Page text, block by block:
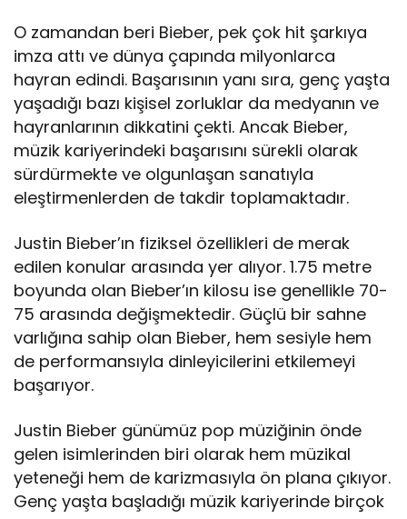
O zamandan beri Bieber, pek çok hit şarkıya
imza attı ve dünya çapında milyonlarca
hayran edindi. Başarısının yanı sıra, genç yaşta
yaşadığı bazı kişisel zorluklar da medyanın ve
hayranlarının dikkatini çekti. Ancak Bieber,
müzik kariyerindeki başarısını sürekli olarak
sürdürmekte ve olgunlaşan sanatıyla
eleştirmenlerden de takdir toplamaktadır.
Justin Bieber’ın fiziksel özellikleri de merak
edilen konular arasında yer alıyor. 1.75 metre
boyunda olan Bieber’ın kilosu ise genellikle 70-
75 arasında değişmektedir. Güçlü bir sahne
varlığına sahip olan Bieber, hem sesiyle hem
de performansıyla dinleyicilerini etkilemeyi
başarıyor.
Justin Bieber günümüz pop müziğinin önde
gelen isimlerinden biri olarak hem müzikal
yeteneği hem de karizmasıyla ön plana çıkıyor.
Genç yaşta başladığı müzik kariyerinde birçok